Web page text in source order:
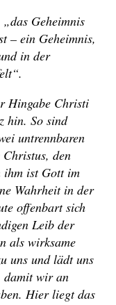
Geheimnis
– ein Geheimnis,
in der
Hingabe Christi
hin. So sind
untrennbaren
Christus, den
ihm ist Gott im
Wahrheit in der
offenbart sich
Leib der
als wirksame
uns und lädt uns
damit wir an
Hier liegt das